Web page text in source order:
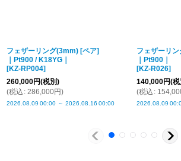
銀行振込
ご注文完了後、メールに記載の指定口座へ
『5日以内 にお振込をお願い致します
フェザーリング(3mm) [ペア]
｜Pt900 / K18YG｜
[KZ-RP004]
260,000円(税別)
(税込 : 286,000円)
2026.08.09 00:00 ～ 2026.08.16 00:00
フェザーリ
｜Pt900｜
[KZ-R026]
140,000円(
(税込 :
2026.08.09